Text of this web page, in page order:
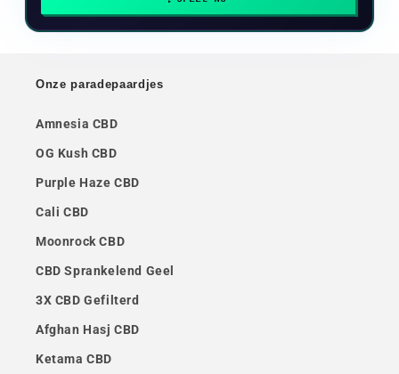
Onze paradepaardjes
Amnesia CBD
OG Kush CBD
Purple Haze CBD
Cali CBD
Moonrock CBD
CBD Sprankelend Geel
3X CBD Gefilterd
Afghan Hasj CBD
Ketama CBD